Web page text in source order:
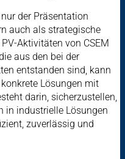
der Präsentation
auch als strategische
Aktivitäten von CSEM
aus den bei der
entstanden sind, kann
Lösungen mit
darin, sicherzustellen,
in industrielle Lösungen
zuverlässig und